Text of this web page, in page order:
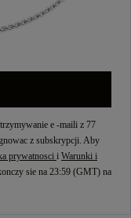
e -maili z 77
z subskrypcji. Aby
prywatnosci i Warunki i
sie na 23:59 (GMT) na